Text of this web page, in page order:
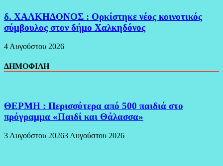
δ. ΧΑΛΚΗΔΟΝΟΣ : Ορκίστηκε νέος κοινοτικός
σύμβουλος στον δήμο Χαλκηδόνος
4 Αυγούστου 2026
ΔΗΜΟΦΙΛΗ
ΘΕΡΜΗ : Περισσότερα από 500 παιδιά στο
πρόγραμμα «Παιδί και Θάλασσα»
3 Αυγούστου 20263 Αυγούστου 2026